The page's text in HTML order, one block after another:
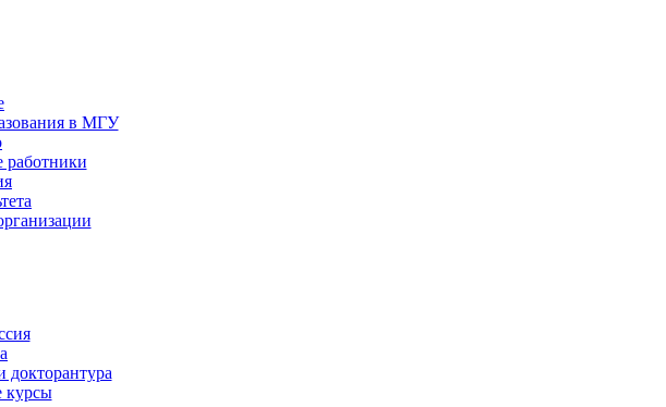
в МГУ
работники
докторантура
курсы